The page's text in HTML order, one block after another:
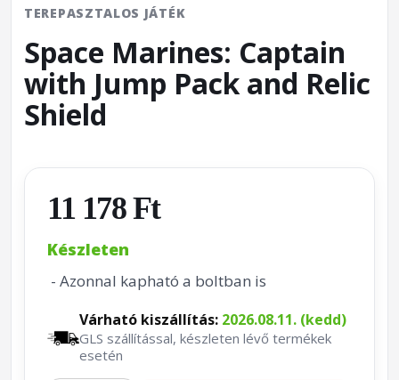
TEREPASZTALOS JÁTÉK
Space Marines: Captain
with Jump Pack and Relic
Shield
11 178 Ft
Készleten
- Azonnal kapható a boltban is
Várható kiszállítás: 2026.08.11. (kedd)
GLS szállítással, készleten lévő termékek
esetén